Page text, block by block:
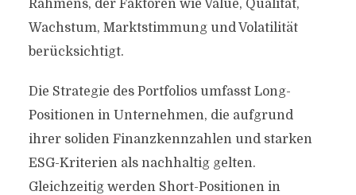
Rahmens, der Faktoren wie Value, Qualität,
Wachstum, Marktstimmung und Volatilität
berücksichtigt.
Die Strategie des Portfolios umfasst Long-
Positionen in Unternehmen, die aufgrund
ihrer soliden Finanzkennzahlen und starken
ESG-Kriterien als nachhaltig gelten.
Gleichzeitig werden Short-Positionen in